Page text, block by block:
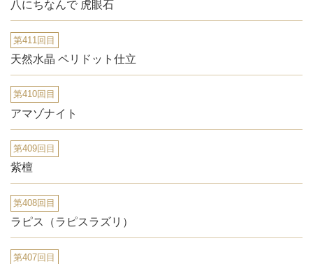
八にちなんで 虎眼石
第411回目
天然水晶 ペリドット仕立
第410回目
アマゾナイト
第409回目
紫檀
第408回目
ラピス（ラピスラズリ）
第407回目